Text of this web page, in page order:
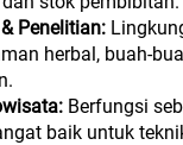
Penelitian:
herbal, buah-
Berfungsi
baik untuk